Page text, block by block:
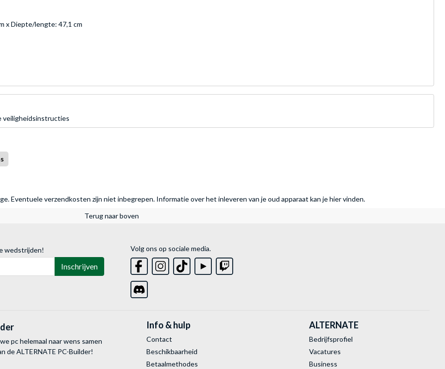
x Diepte/lengte: 47,1 cm
veiligheidsinstructies
Eventuele verzendkosten zijn niet inbegrepen. Informatie over het inleveren van je oud apparaat kan je hier vinden.
Terug naar boven
wedstrijden!
Inschrijven
Volg ons op sociale media.
pc helemaal naar wens samen
de ALTERNATE PC-Builder!
Info & hulp
Contact
Beschikbaarheid
Betaalmethodes
ALTERNATE
Bedrijfsprofiel
Vacatures
Business